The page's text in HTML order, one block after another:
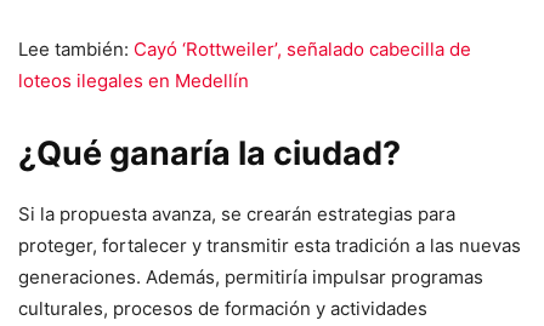
Lee también: Cayó ‘Rottweiler’, señalado cabecilla de
loteos ilegales en Medellín
¿Qué ganaría la ciudad?
Si la propuesta avanza, se crearán estrategias para
proteger, fortalecer y transmitir esta tradición a las nuevas
generaciones. Además, permitiría impulsar programas
culturales, procesos de formación y actividades